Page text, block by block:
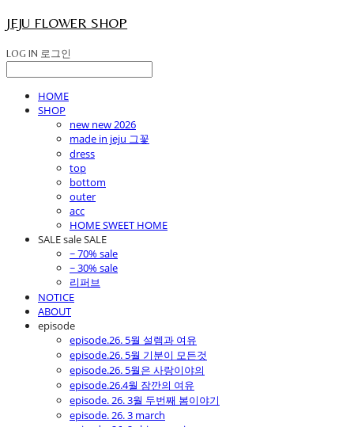
JEJU FLOWER SHOP
LOG IN 로그인
HOME
SHOP
new new 2026
made in jeju 그꽃
dress
top
bottom
outer
acc
HOME SWEET HOME
SALE sale SALE
~ 70% sale
~ 30% sale
리퍼브
NOTICE
ABOUT
episode
episode.26. 5월 설렘과 여유
episode.26. 5월 기분이 모든것
episode.26. 5월은 사랑이야의
episode.26.4월 잠깐의 여유
episode. 26. 3월 두번째 봄이야기
episode. 26. 3 march